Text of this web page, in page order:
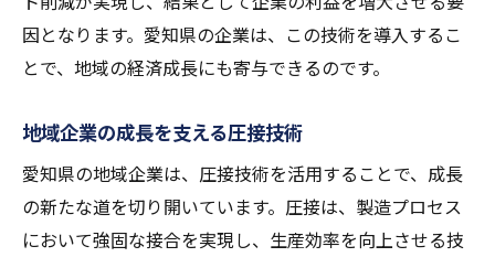
因となります。愛知県の企業は、この技術を導入するこ
とで、地域の経済成長にも寄与できるのです。
地域企業の成長を支える圧接技術
愛知県の地域企業は、圧接技術を活用することで、成長
の新たな道を切り開いています。圧接は、製造プロセス
において強固な接合を実現し、生産効率を向上させる技